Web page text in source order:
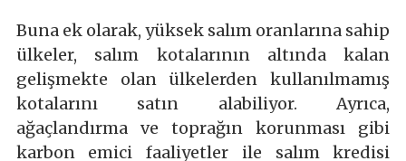
Buna ek olarak, yüksek salım oranlarına sahip
ülkeler, salım kotalarının altında kalan
gelişmekte olan ülkelerden kullanılmamış
kotalarını satın alabiliyor. Ayrıca,
ağaçlandırma ve toprağın korunması gibi
karbon emici faaliyetler ile salım kredisi